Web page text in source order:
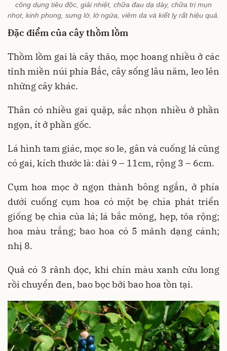
công dụng tiêu độc, giải nhiệt, chữa đau dạ dày, chữa trị mụn
nhọt, kinh phong, sưng lở, lở ngứa, viêm da và kiết lỵ rất hiệu quả.
Đặc điểm của cây thồm lồm
Thồm lồm gai là cây thảo, mọc hoang nhiều ở các
tỉnh miền núi phía Bắc, cây sống lâu năm, leo lên
những cây khác.
Thân có nhiều gai quặp, sắc nhọn nhiều ở phần
ngọn, ít ở phần gốc.
Lá hình tam giác, mọc so le, gân và cuống lá cũng
có gai, kích thước là: dài 9 – 11cm, rộng 3 – 6cm.
Cụm hoa mọc ở ngọn thành bông ngắn, ở phía
dưới cuống cụm hoa có một bẹ chìa phát triển
giống bẹ chìa của lá; lá bắc mỏng, hẹp, tỏa rộng;
hoa màu trắng; bao hoa có 5 mảnh dạng cánh;
nhị 8.
Quả có 3 rãnh dọc, khi chín màu xanh cửu long
rồi chuyển đen, bao bọc bởi bao hoa tồn tại.